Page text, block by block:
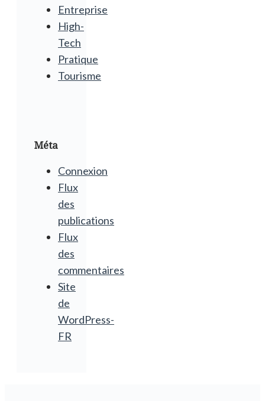
Entreprise
High-
Tech
Pratique
Tourisme
Méta
Connexion
Flux
des
publications
Flux
des
commentaires
Site
de
WordPress-
FR